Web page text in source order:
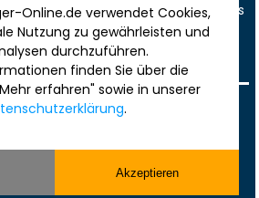
die aktuellsten Newsund vieles
Online.de verwendet Cookies,
Nutzung zu gewährleisten und
durchzuführen.
finden Sie über die
erfahren" sowie in unserer
.
Akzeptieren